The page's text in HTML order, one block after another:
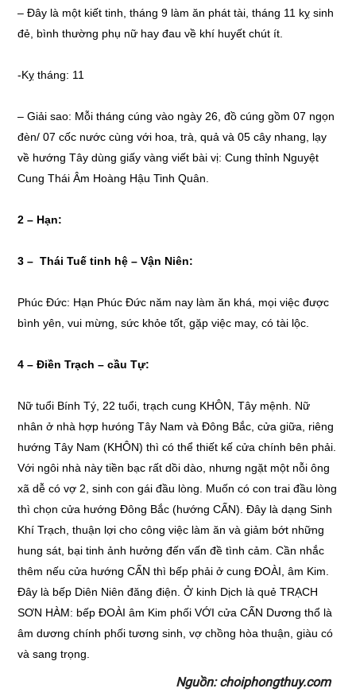
– Đây là một kiết tinh, tháng 9 làm ăn phát tài, tháng 11 kỵ sinh
đẻ, bình thường phụ nữ hay đau về khí huyết chút ít.
-Kỵ tháng: 11
– Giải sao: Mỗi tháng cúng vào ngày 26, đồ cúng gồm 07 ngọn
đèn/ 07 cốc nước cùng với hoa, trà, quả và 05 cây nhang, lạy
về hướng Tây dùng giấy vàng viết bài vị: Cung thỉnh Nguyệt
Cung Thái Âm Hoàng Hậu Tinh Quân.
2 – Hạn:
3 – Thái Tuế tinh hệ – Vận Niên:
Phúc Đức: Hạn Phúc Đức năm nay làm ăn khá, mọi việc được
bình yên, vui mừng, sức khỏe tốt, gặp việc may, có tài lộc.
4 – Điền Trạch – cầu Tự:
Nữ tuổi Bính Tý, 22 tuổi, trạch cung KHÔN, Tây mệnh. Nữ
nhân ở nhà hợp hưóng Tây Nam và Đông Bắc, cửa giữa, riêng
hướng Tây Nam (KHÔN) thì có thể thiết kế cửa chính bên phải.
Với ngôi nhà này tiền bạc rất dồi dào, nhưng ngặt một nỗi ông
xã dễ có vợ 2, sinh con gái đầu lòng. Muốn có con trai đầu lòng
thì chọn cửa hướng Đông Bắc (hướng CẤN). Đây là dạng Sinh
Khí Trạch, thuận lợi cho công việc làm ăn và giảm bớt những
hung sát, bại tinh ảnh hưởng đến vấn đề tình cảm. Cần nhắc
thêm nếu cửa hướng CẤN thì bếp phải ở cung ĐOÀI, âm Kim.
Đây là bếp Diên Niên đăng điện. Ở kinh Dịch là quẻ TRẠCH
SƠN HÀM: bếp ĐOÀI âm Kim phối VỚI cửa CẤN Dương thổ là
âm dương chính phối tương sinh, vợ chồng hòa thuận, giàu có
và sang trọng.
Nguồn: choiphongthuy.com